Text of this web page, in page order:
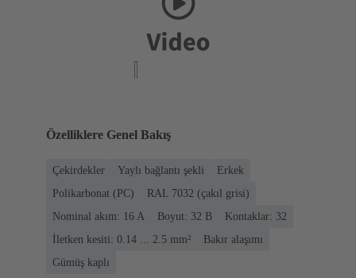
Özelliklere Genel Bakış
Çekirdekler Yaylı bağlantı şekli
Erkek
Polikarbonat (PC)
RAL 7032 (çakıl grisi)
Nominal akım: ‌16 A
Boyut: 32 B
Kontaklar: 32
İletken kesiti: 0.14 ... 2.5 mm²
Bakır alaşımı
Gümüş kaplı